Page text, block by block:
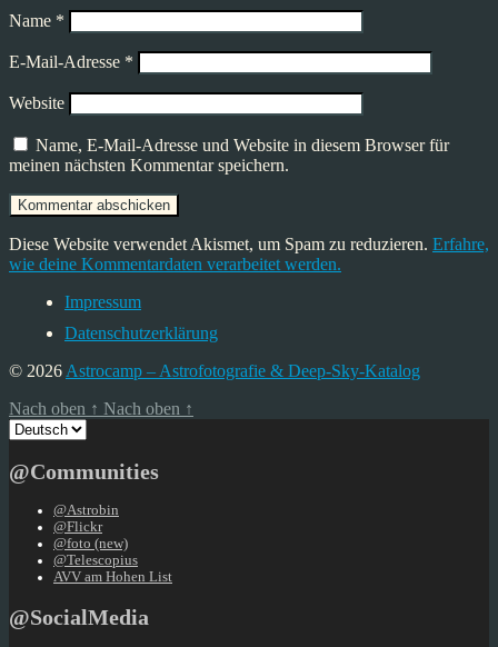
Name *
E-Mail-Adresse *
Website
Name, E-Mail-Adresse und Website in diesem Browser für
meinen nächsten Kommentar speichern.
Diese Website verwendet Akismet, um Spam zu reduzieren. Erfahre,
wie deine Kommentardaten verarbeitet werden.
Impressum
Datenschutzerklärung
© 2026 Astrocamp – Astrofotografie & Deep-Sky-Katalog
Nach oben ↑ Nach oben ↑
Sprache
auswählen
@Communities
@Astrobin
@Flickr
@foto (new)
@Telescopius
AVV am Hohen List
@SocialMedia